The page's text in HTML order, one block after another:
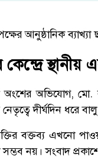
আনুষ্ঠানিক
স্থানীয়
অংশের অভিযোগ, মো.
দীর্ঘদিন ধরে
বক্তব্য এখনো
সম্ভব নয়। সংবাদ